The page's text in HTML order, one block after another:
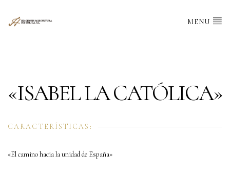
MENU
«ISABEL LA CATÓLICA»
CARACTERÍSTICAS:
«El camino hacia la unidad de España»